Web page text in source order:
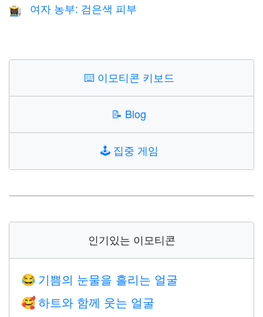
👩🏿‍🌾 여자 농부: 검은색 피부
⌨️ 이모티콘 키보드
📝 Blog
🕹️ 집중 게임
인기있는 이모티콘
😂 기쁨의 눈물을 흘리는 얼굴
🥰 하트와 함께 웃는 얼굴